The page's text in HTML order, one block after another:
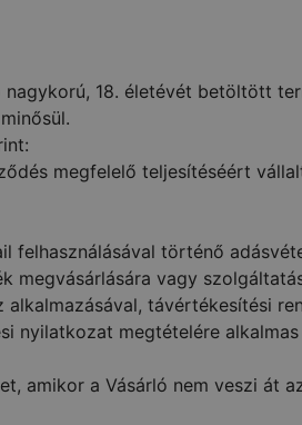
18. életévét betöltött
megfelelő teljesítéséért
felhasználásával történő
vagy
távértékesítési
nyilatkozat megtételére
amikor a Vásárló nem veszi át